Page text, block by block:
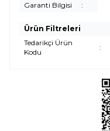
Garanti Bilgisi :
Ürün Filtreleri
Tedarikçi Ürün
Kodu
: